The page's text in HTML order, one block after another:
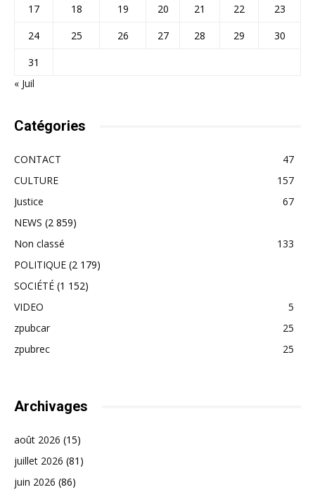
17
18 19 20 21 22
23
24
25 26 27 28 29
30
31
« Juil
Catégories
CONTACT
47
CULTURE
157
Justice
67
NEWS (2 859)
Non classé
133
POLITIQUE (2 179)
SOCIÉTÉ (1 152)
VIDEO
5
zpubcar
25
zpubrec
25
Archivages
août 2026 (15)
juillet 2026 (81)
juin 2026 (86)